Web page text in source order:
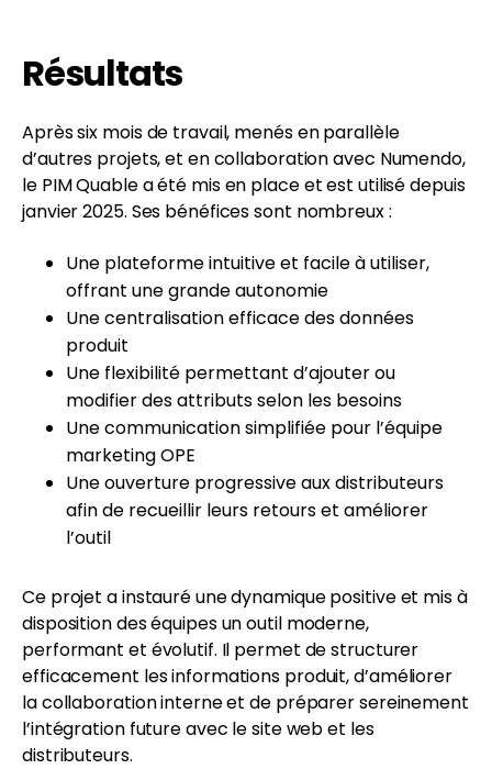
Résultats
Après six mois de travail, menés en parallèle
d’autres projets, et en collaboration avec Numendo,
le PIM Quable a été mis en place et est utilisé depuis
janvier 2025. Ses bénéfices sont nombreux :
Une plateforme intuitive et facile à utiliser,
offrant une grande autonomie
Une centralisation efficace des données
produit
Une flexibilité permettant d’ajouter ou
modifier des attributs selon les besoins
Une communication simplifiée pour l’équipe
marketing OPE
Une ouverture progressive aux distributeurs
afin de recueillir leurs retours et améliorer
l’outil
Ce projet a instauré une dynamique positive et mis à
disposition des équipes un outil moderne,
performant et évolutif. Il permet de structurer
efficacement les informations produit, d’améliorer
la collaboration interne et de préparer sereinement
l’intégration future avec le site web et les
distributeurs.